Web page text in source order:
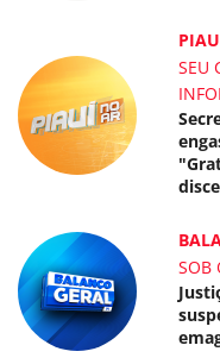
SEU
SOB